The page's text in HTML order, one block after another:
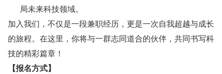
局未来科技领域。
加入我们，不仅是一段兼职经历，更是一次自我超越与成长
的旅程。在这里，你将与一群志同道合的伙伴，共同书写科
技的精彩篇章！
【报名方式】